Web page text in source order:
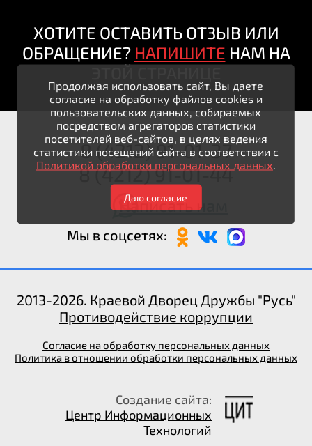
ХОТИТЕ ОСТАВИТЬ ОТЗЫВ ИЛИ
ОБРАЩЕНИЕ? НАПИШИТЕ НАМ НА
8 (4212) 91-01-37
8 (4212) 91-01-44
Написать нам
Мы в соцсетях:
2013-2026. Краевой Дворец Дружбы "Русь"
Противодействие коррупции
Согласие на обработку персональных данных
Политика в отношении обработки персональных данных
Создание сайта:
Центр Информационных
Технологий
Продолжая использовать сайт, Вы даете
согласие на обработку файлов cookies и
пользовательских данных, собираемых
посредством агрегаторов статистики
посетителей веб-сайтов, в целях ведения
статистики посещений сайта в соответствии с
Политикой обработки персональных данных
Даю согласие